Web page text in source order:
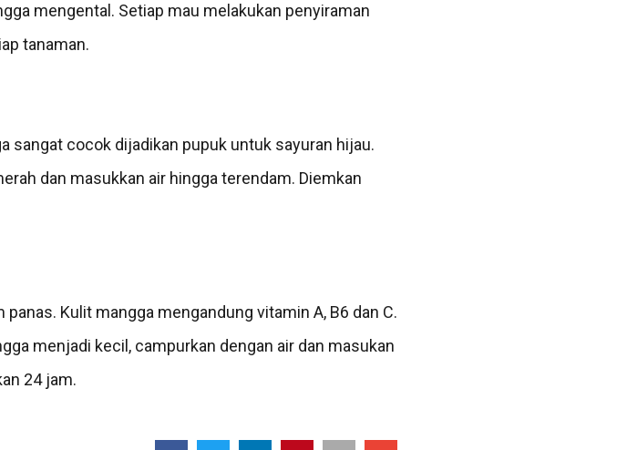
mengental. Setiap mau melakukan penyiraman
tanaman.
sangat cocok dijadikan pupuk untuk sayuran hijau.
dan masukkan air hingga terendam. Diemkan
Kulit mangga mengandung vitamin A, B6 dan C.
menjadi kecil, campurkan dengan air dan masukan
24 jam.